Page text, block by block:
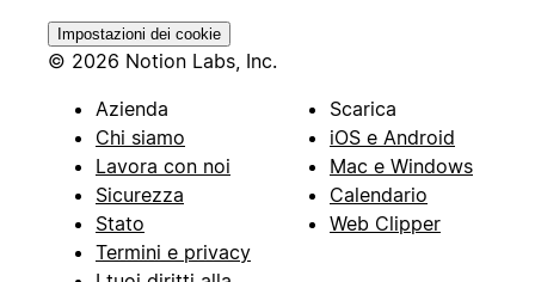
Impostazioni dei cookie
© 2026 Notion Labs, Inc.
Azienda
Chi siamo
Lavora con noi
Sicurezza
Stato
Termini e privacy
Scarica
iOS e Android
Mac e Windows
Calendario
Web Clipper